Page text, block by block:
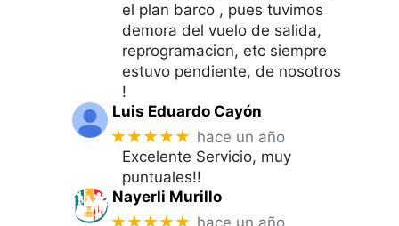
el plan barco , pues tuvimos
demora del vuelo de salida,
reprogramacion, etc siempre
estuvo pendiente, de nosotros
!
Luis Eduardo Cayón
★★★★★ hace un año
Excelente Servicio, muy
puntuales!!
Nayerli Murillo
★★★★★ hace un año